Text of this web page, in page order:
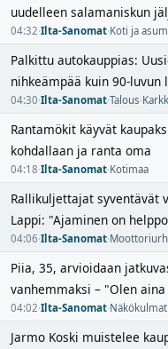
uudelleen salamaniskun
04:32·Ilta-Sanomat·Koti ja
Palkittu autokauppias:
nihkeämpää kuin 90-luvun
04:30·Ilta-Sanomat·Talous·
Rantamökit käyvät
kohdallaan ja ranta oma
04:18·Ilta-Sanomat·Kotimaa
Rallikuljettajat syventävät
Lappi: "Ajaminen on
04:06·Ilta-Sanomat·
Piia, 35, arvioidaan
vanhemmaksi – "Olen
04:02·Ilta-Sanomat·Näkökulmat
Jarmo Koski muistelee